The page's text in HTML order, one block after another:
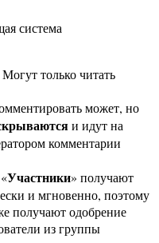
система
только читать
может, но
и идут на
комментарии
Участники» получают
и мгновенно, поэтому
получают одобрение
из группы